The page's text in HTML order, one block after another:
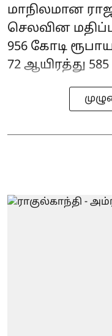
மாநிலமான
செலவின
956 கோடி
72 ஆயிரத்து 585